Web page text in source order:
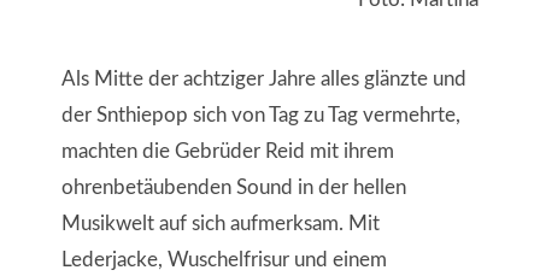
Als Mitte der achtziger Jahre alles glänzte und
der Snthiepop sich von Tag zu Tag vermehrte,
machten die Gebrüder Reid mit ihrem
ohrenbetäubenden Sound in der hellen
Musikwelt auf sich aufmerksam. Mit
Lederjacke, Wuschelfrisur und einem